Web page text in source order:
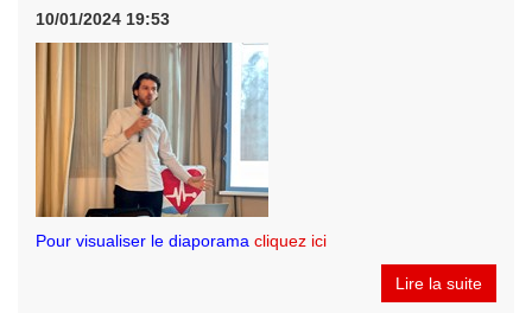
10/01/2024 19:53
Pour visualiser le diaporama cliquez ici
Lire la suite